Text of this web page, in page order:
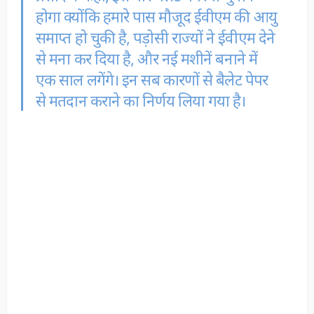
होगा क्योंकि हमारे पास मौजूद ईवीएम की आयु
समाप्त हो चुकी है, पड़ोसी राज्यों ने ईवीएम देने
से मना कर दिया है, और नई मशीनें बनाने में
एक साल लगेंगे। इन सब कारणों से बैलेट पेपर
से मतदान कराने का निर्णय लिया गया है।